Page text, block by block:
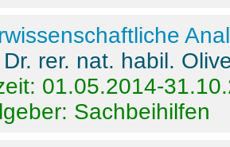
rer. nat. habil.
01.05.2014-
Sachbeihilfen